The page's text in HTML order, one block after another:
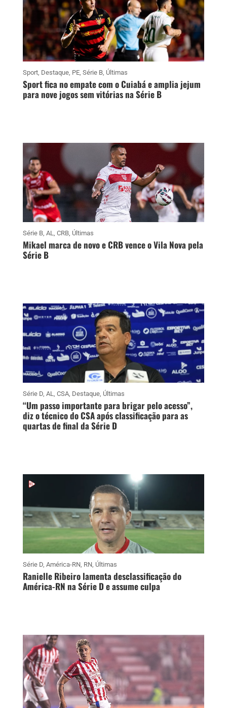
Sport, Destaque, PE, Série B, Últimas
Sport fica no empate com o Cuiabá e amplia jejum
para nove jogos sem vitórias na Série B
Série B, AL, CRB, Últimas
Mikael marca de novo e CRB vence o Vila Nova pela
Série B
Série D, AL, CSA, Destaque, Últimas
“Um passo importante para brigar pelo acesso”,
diz o técnico do CSA após classificação para as
quartas de final da Série D
Série D, América-RN, RN, Últimas
Ranielle Ribeiro lamenta desclassificação do
América-RN na Série D e assume culpa